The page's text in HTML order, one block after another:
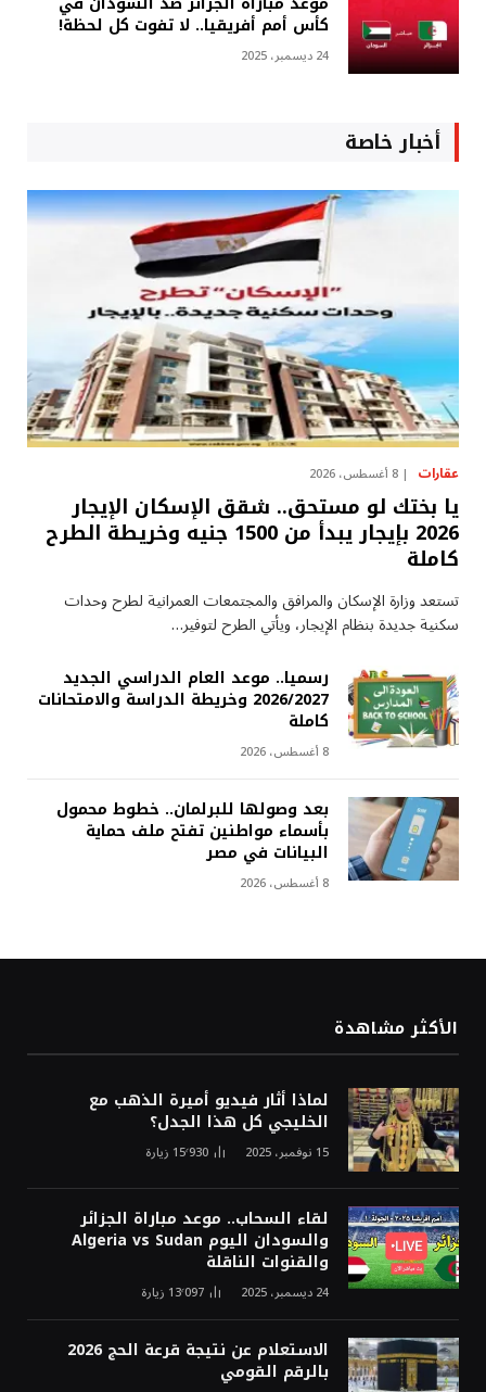
كأس أمم أفريقيا.. لا تفوت كل لحظة!
24 ديسمبر، 2025
أخبار خاصة
عقارات 8 أغسطس، 2026
يا بختك لو مستحق.. شقق الإسكان الإيجار
2026 بإيجار يبدأ من 1500 جنيه وخريطة الطرح
كاملة
تستعد وزارة الإسكان والمرافق والمجتمعات العمرانية لطرح وحدات
سكنية جديدة بنظام الإيجار، ويأتي الطرح لتوفير…
رسميا.. موعد العام الدراسي الجديد
2026/2027 وخريطة الدراسة والامتحانات
كاملة
8 أغسطس، 2026
بعد وصولها للبرلمان.. خطوط محمول
بأسماء مواطنين تفتح ملف حماية
البيانات في مصر
8 أغسطس، 2026
الأكثر مشاهدة
لماذا أثار فيديو أميرة الذهب مع
الخليجي كل هذا الجدل؟
15 نوفمبر، 2025 15٬930 زيارة
لقاء السحاب.. موعد مباراة الجزائر
والسودان اليوم Algeria vs Sudan
والقنوات الناقلة
24 ديسمبر، 2025 13٬097 زيارة
الاستعلام عن نتيجة قرعة الحج 2026
بالرقم القومي